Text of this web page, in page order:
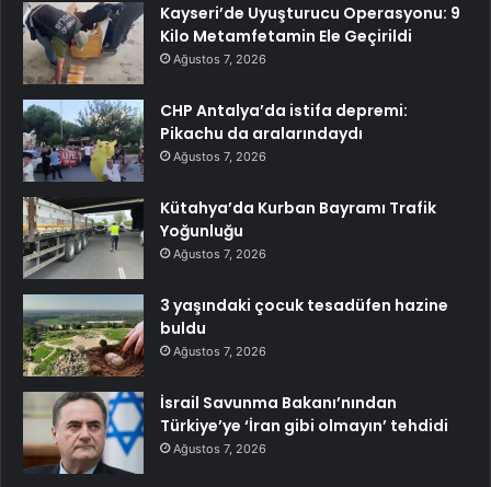
Kayseri’de Uyuşturucu Operasyonu: 9
Kilo Metamfetamin Ele Geçirildi
Ağustos 7, 2026
CHP Antalya’da istifa depremi:
Pikachu da aralarındaydı
Ağustos 7, 2026
Kütahya’da Kurban Bayramı Trafik
Yoğunluğu
Ağustos 7, 2026
3 yaşındaki çocuk tesadüfen hazine
buldu
Ağustos 7, 2026
İsrail Savunma Bakanı’nından
Türkiye’ye ‘İran gibi olmayın’ tehdidi
Ağustos 7, 2026